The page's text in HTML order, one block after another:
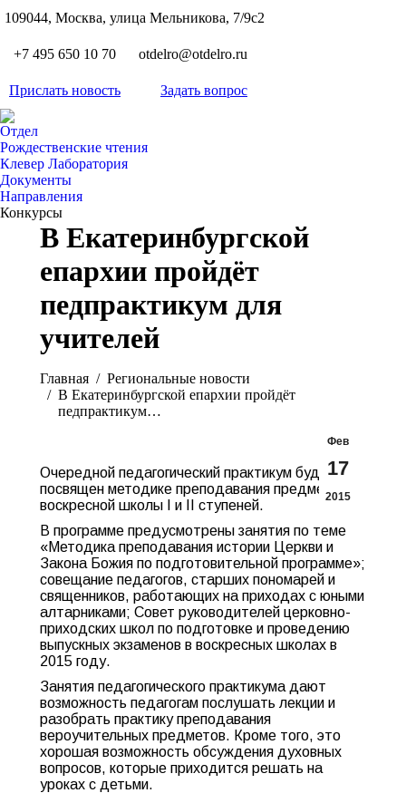
109044, Москва, улица Мельникова, 7/9с2
+7 495 650 10 70 otdelro@otdelro.ru
Прислать новость Задать вопрос
Отдел
Рождественские чтения
Клевер Лаборатория
Документы
Направления
Конкурсы
В Екатеринбургской
епархии пройдёт
педпрактикум для
учителей
Главная
Pегиональные новости
В Екатеринбургской епархии пройдёт
педпрактикум…
Фев
17
2015
Очередной педагогический практикум будет
посвящен методике преподавания предметов
воскресной школы I и II ступеней.
В программе предусмотрены занятия по теме
«Методика преподавания истории Церкви и
Закона Божия по подготовительной программе»;
совещание педагогов, старших пономарей и
священников, работающих на приходах с юными
алтарниками; Совет руководителей церковно-
приходских школ по подготовке и проведению
выпускных экзаменов в воскресных школах в
2015 году.
Занятия педагогического практикума дают
возможность педагогам послушать лекции и
разобрать практику преподавания
вероучительных предметов. Кроме того, это
хорошая возможность обсуждения духовных
вопросов, которые приходится решать на
уроках с детьми.